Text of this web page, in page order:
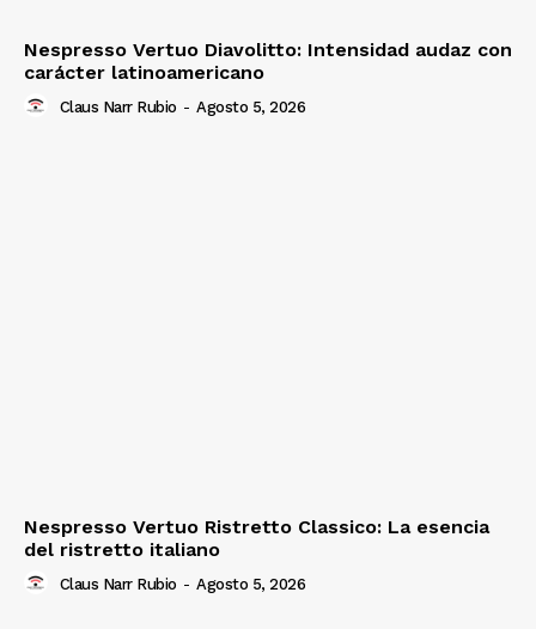
Nespresso Vertuo Diavolitto: Intensidad audaz con
carácter latinoamericano
Claus Narr Rubio - Agosto 5, 2026
Nespresso Vertuo Ristretto Classico: La esencia
del ristretto italiano
Claus Narr Rubio - Agosto 5, 2026